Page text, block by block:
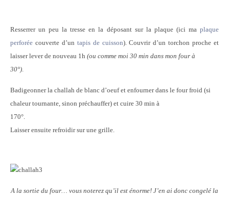
Resserrer un peu la tresse en la déposant sur la plaque (ici ma plaque
perforée couverte d’un tapis de cuisson). Couvrir d’un torchon proche et
laisser lever de nouveau 1h (ou comme moi 30 min dans mon four à
30°).
Badigeonner la challah de blanc d’oeuf et enfourner dans le four froid (si
chaleur tournante, sinon préchauffer) et cuire 30 min à
170°.
Laisser ensuite refroidir sur une grille.
A la sortie du four… vous noterez qu’il est énorme! J’en ai donc congelé la